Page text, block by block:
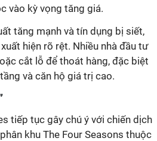
vào kỳ vọng tăng giá.
tăng mạnh và tín dụng bị siết,
hiện rõ rệt. Nhiều nhà đầu tư
cắt lỗ để thoát hàng, đặc biệt
và căn hộ giá trị cao.
tiếp tục gây chú ý với chiến dịch
khu The Four Seasons thuộc